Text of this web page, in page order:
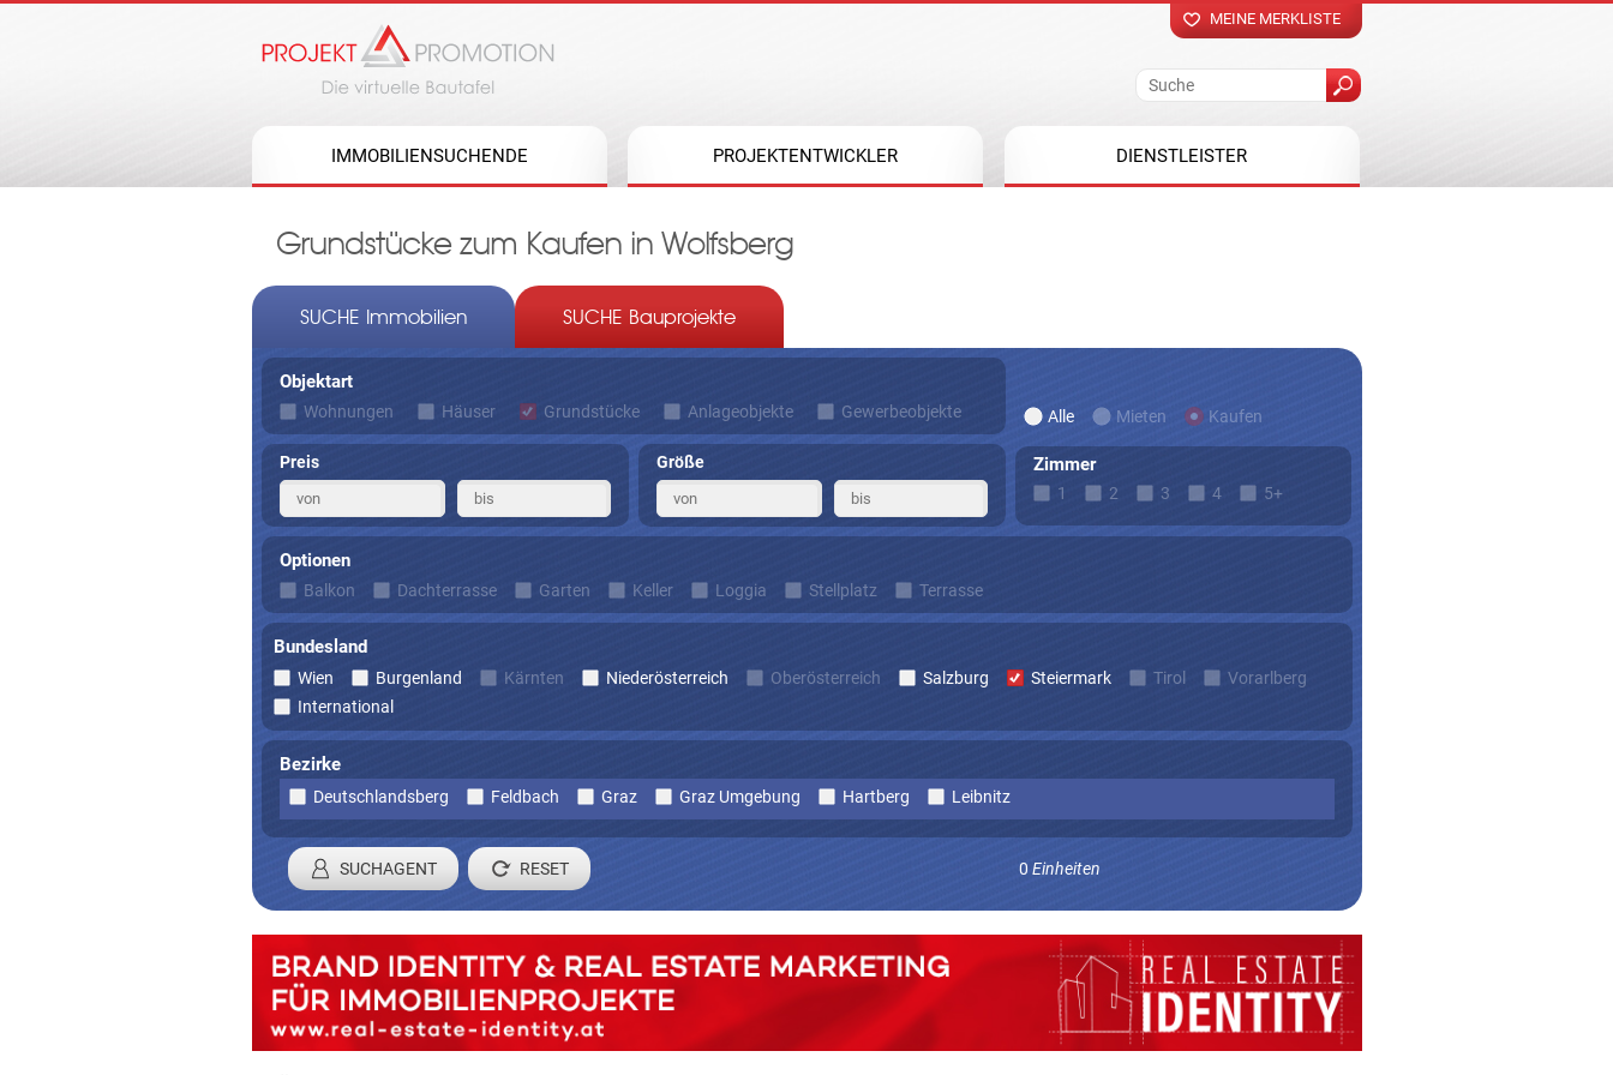
MEINE MERKLISTE
IMMOBILIENSUCHENDE PROJEKTENTWICKLER DIENSTLEISTER
Grundstücke zum Kaufen in Wolfsberg
SUCHE Immobilien SUCHE Bauprojekte
Objektart
Wohnungen Häuser Grundstücke Anlageobjekte Gewerbeobjekte Alle Mieten Kaufen
Preis Größe Zimmer
1 2 3 4 5+
Optionen
Balkon Dachterrasse Garten Keller Loggia Stellplatz Terrasse
Bundesland
Wien Burgenland Kärnten Niederösterreich Oberösterreich Salzburg Steiermark Tirol
Vorarlberg
International
Bezirke
Deutschlandsberg Feldbach Graz Graz Umgebung Hartberg Leibnitz
0 Einheiten
SUCHAGENT
Registrieren Sie sich um laufend Angebote die zu Ihren Suchkriterien passen zu erhalten.